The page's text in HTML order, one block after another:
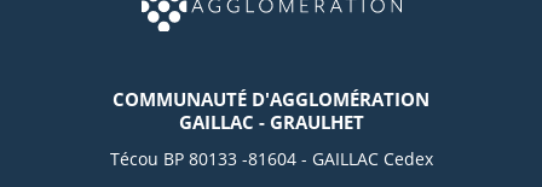
COMMUNAUTÉ D'AGGLOMÉRATION
GAILLAC - GRAULHET
Técou BP 80133 -81604 - GAILLAC Cedex